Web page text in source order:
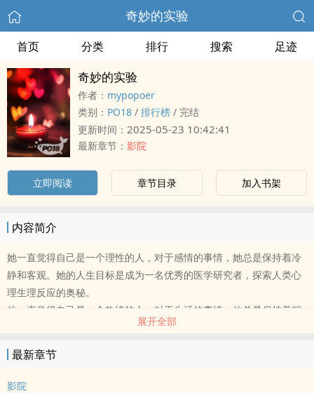
奇妙的实验
首页 分类 排行 搜索 足迹
奇妙的实验
作者： mypopoer
类别： ‌‎P‌O‎1‌8‍ / 排行榜 / 完结
更新时间： 2025-05-23 10:42:41
最新章节： 影院
立即阅读 章节目录 加入书架
内容简介
她一直觉得自己是一个理性的人，对于感情的事情，她总是保持着冷
静和客观。她的人生目标是成为一名优秀的医学研究者，探索人类心
理生理反应的奥秘。
他一直觉得自己是一个热情的人，对于生活的事情，他总是保持着积
极和乐观。他的人生目标是成为一名成功的演员，展现自己的才华和
他们曾因为一个奇妙的实验而相遇。
三年后，他们又以一种意想不到的方式重逢。
展开全部
最新章节
影院